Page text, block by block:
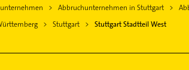
Abbruchunternehmen in Stuttgart
Stuttgart Stuttgart Stadtteil West